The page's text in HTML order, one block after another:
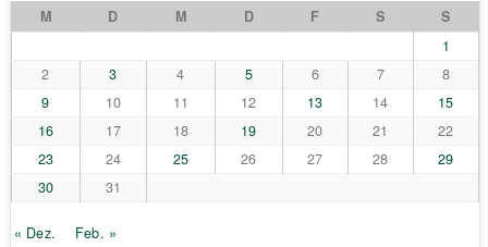
M
D M D F S
S
1
2
3 4 5 6 7
8
9
10 11 12 13 14
15
16
17 18 19 20 21
22
23
24 25 26 27 28
29
30
31
« Dez. Feb. »